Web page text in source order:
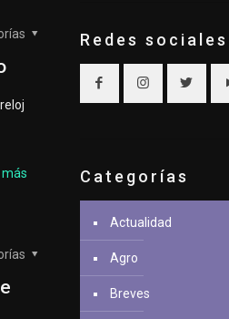
más
Redes sociales
Categorías
Actualidad
Agro
Breves